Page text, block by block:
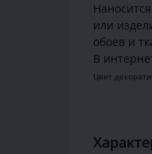
или
обоев и
В
Цвет